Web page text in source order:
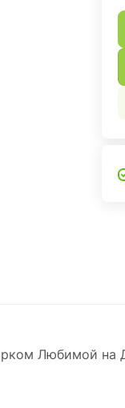
Любимой на